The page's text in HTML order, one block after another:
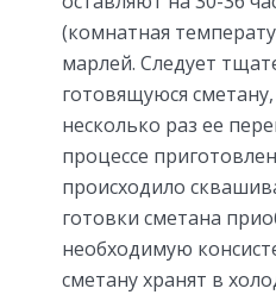
(комнатная
марлей. Следует
готовящуюся
несколько раз ее
процессе
происходило
готовки сметана
необходимую
сметану хранят в